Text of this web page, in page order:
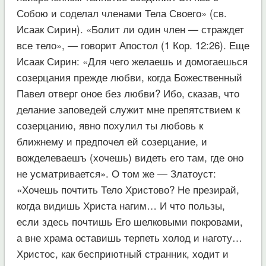
Собою и соделал членами Тела Своего» (св.
Исаак Сирин). «Болит ли один член — страждет
все тело», — говорит Апостол (1 Кор. 12:26). Еще
Исаак Сирин: «Для чего желаешь и домогаешься
созерцания прежде любви, когда Божественный
Павел отверг оное без любви? Ибо, сказав, что
делание заповедей служит мне препятствием к
созерцанию, явно похулил ты любовь к
ближнему и предпочел ей созерцание, и
вожделеваешъ (хочешь) видеть его там, где оно
не усматривается». О том же — Златоуст:
«Хочешь почтить Тело Христово? Не презирай,
когда видишь Христа нагим… И что пользы,
если здесь почтишь Его шелковыми покровами,
а вне храма оставишь терпеть холод и наготу…
Христос, как бесприютный странник, ходит и